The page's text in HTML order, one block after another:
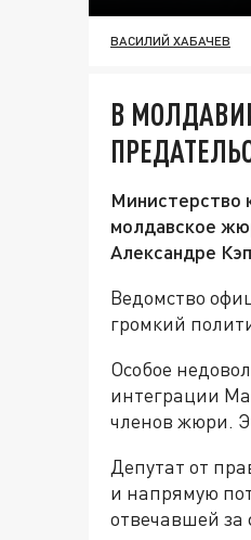
ВАСИЛИЙ ХАБАЧЕВ
В
Министерство
молдавское
Александре
Ведомство
громкий
Особое
интеграции
членов жюри.
Депутат от
и напрямую
отвечавшей